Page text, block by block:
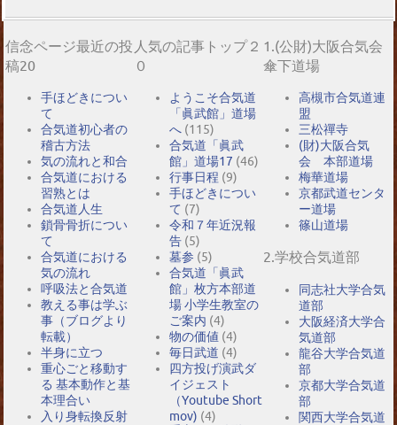
信念ページ最近の投
稿20
手ほどきについ
て
合気道初心者の
稽古方法
気の流れと和合
合気道における
習熟とは
合気道人生
鎖骨骨折につい
て
合気道における
気の流れ
呼吸法と合気道
教える事は学ぶ
事（ブログより
転載）
半身に立つ
重心ごと移動す
る 基本動作と基
本理合い
入り身転換反射
人気の記事トップ２
０
ようこそ合気道
「眞武館」道場
へ (115)
合気道「眞武
館」道場17 (46)
行事日程 (9)
手ほどきについ
て (7)
令和７年近況報
告 (5)
墓参 (5)
合気道「眞武
館」枚方本部道
場 小学生教室の
ご案内 (4)
物の価値 (4)
毎日武道 (4)
四方投げ演武ダ
イジェスト
（Youtube Short
mov) (4)
1.(公財)大阪合気会
傘下道場
高槻市合気道連
盟
三松禪寺
(財)大阪合気
会 本部道場
梅華道場
京都武道センタ
ー道場
篠山道場
2.学校合気道部
同志社大学合気
道部
大阪経済大学合
気道部
龍谷大学合気道
部
京都大学合気道
部
関西大学合気道